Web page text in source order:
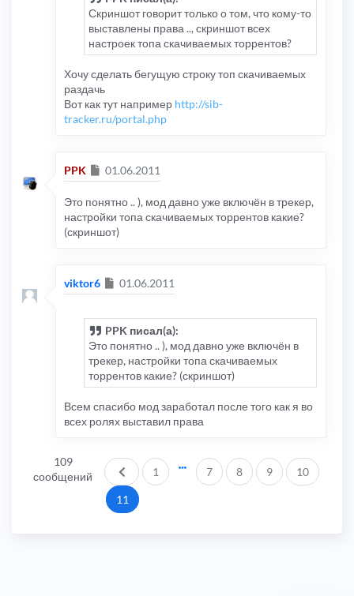
Скриншот говорит только о том, что кому-то
выставлены права .., скриншот всех
настроек топа скачиваемых торрентов?
Хочу сделать бегущую строку топ скачиваемых
раздачь
Вот как тут например http://sib-
tracker.ru/portal.php
PPK Сообщение
01.06.2011
Это понятно .. ), мод давно уже включён в трекер,
настройки топа скачиваемых торрентов какие?
(скриншот)
viktor6 Сообщение
01.06.2011
PPK писал(а):
Это понятно .. ), мод давно уже включён в
трекер, настройки топа скачиваемых
торрентов какие? (скриншот)
Всем спасибо мод заработал после того как я во
всех ролях выставил права
109
сообщений
Пред.
1 7 8 9 10
11